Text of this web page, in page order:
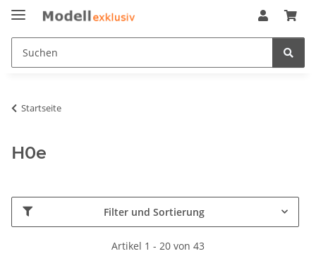
Startseite
H0e
Filter und Sortierung
Artikel 1 - 20 von 43